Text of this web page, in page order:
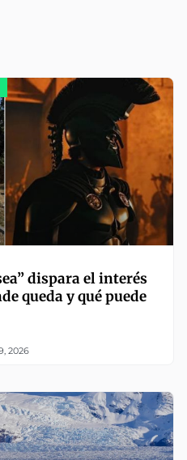
dispara el interés
queda y qué puede
2026